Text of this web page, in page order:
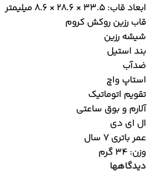
ابعاد قاب: 33.5 × 28.6 × 8.6 میلیمتر
قاب رزین روکش کروم
شیشه رزین
بند استیل
ضدآب
استاپ واچ
تقویم اتوماتیک
آلارم و بوق ساعتی
ال ای دی
عمر باتری 7 سال
وزن: 34 گرم
دیدگاهها